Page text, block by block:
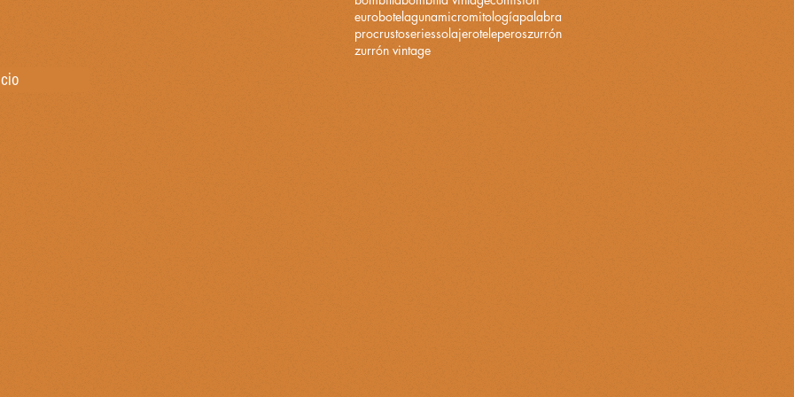
eurobotelagunamicromitologíapalabra
procrustoseriessolajeroteleperoszurrón
zurrón vintage